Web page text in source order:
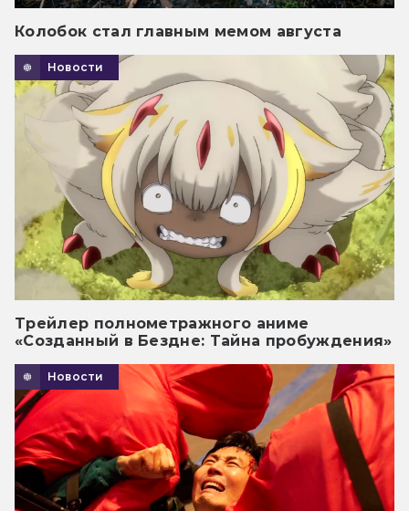
Колобок стал главным мемом августа
Новости
Трейлер полнометражного аниме
«Созданный в Бездне: Тайна пробуждения»
Новости